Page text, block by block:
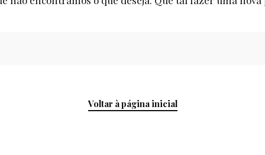
Voltar à página inicial